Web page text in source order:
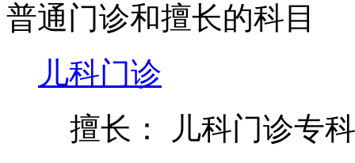
普通门诊和擅长的科目
儿科门诊
擅长： 儿科门诊专